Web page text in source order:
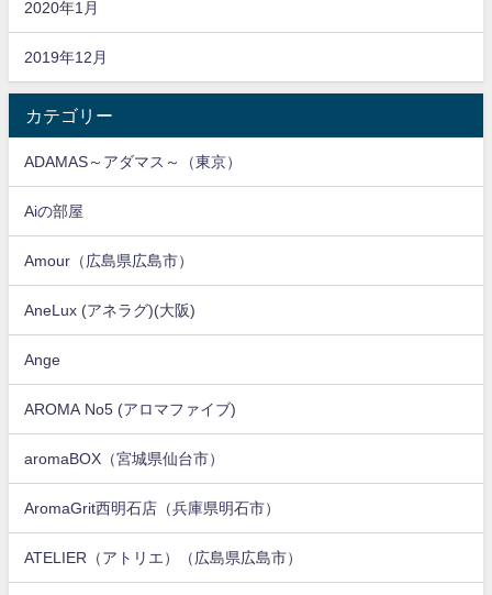
2020年1月
2019年12月
カテゴリー
ADAMAS～アダマス～（東京）
Aiの部屋
Amour（広島県広島市）
AneLux (アネラグ)(大阪)
Ange
AROMA No5 (アロマファイブ)
aromaBOX（宮城県仙台市）
AromaGrit西明石店（兵庫県明石市）
ATELIER（アトリエ）（広島県広島市）